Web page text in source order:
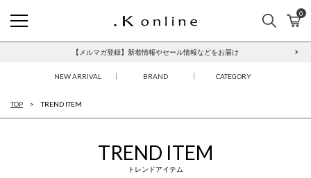
検索 カ
0
【メルマガ登録】新着情報やセール情報などをお届け
本人認証サービス「3Dセキュア2.0」について
NEW ARRIVAL BRAND CATEGORY
TOP TREND ITEM
TREND ITEM
トレンドアイテム